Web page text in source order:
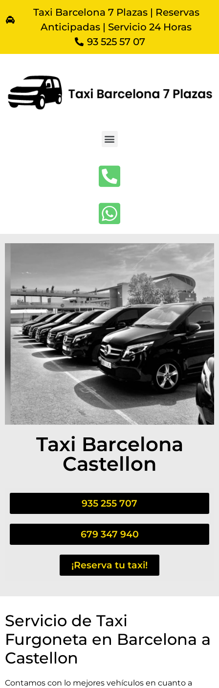
Taxi Barcelona 7 Plazas | Reservas
Anticipadas | Servicio 24 Horas
93 525 57 07
Taxi Barcelona
Castellon
935 255 707
679 347 940
¡Reserva tu taxi!
Servicio de Taxi
Furgoneta en Barcelona a
Castellon
Contamos con lo mejores vehículos en cuanto a